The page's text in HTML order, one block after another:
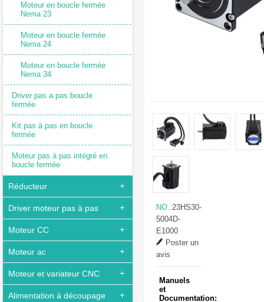
Moteur en boucle fermée
Nema 23
Moteur en boucle fermée
Nema 24
Moteur en boucle fermée
Nema 34
Driver pas a pas boucle
fermée
Kit pas à pas en boucle
fermée
Moteur pas à pas intégré en
boucle fermée
Réducteur
Driver moteur pas à pas
Moteur CC
Moteur ac
Moteur et variateur CNC
Alimentation à découpage
NO.:23HS30-
5004D-
E1000
Poster un
avis
Manuels
et
Documentation: